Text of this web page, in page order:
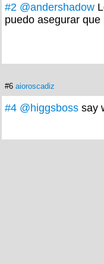
#2 @andershadow
puedo asegurar
#6 aioroscadiz
#4 @higgsboss say